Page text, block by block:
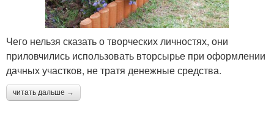
Чего нельзя сказать о творческих личностях, они
приловчились использовать вторсырье при оформлении
дачных участков, не тратя денежные средства.
читать дальше →